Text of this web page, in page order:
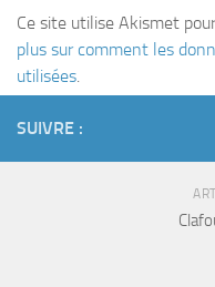
Ce site utilise Akismet
plus sur comment les
utilisées.
SUIVRE :